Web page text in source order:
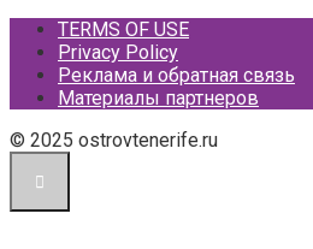
TERMS OF USE
Privacy Policy
Реклама и обратная связь
Материалы партнеров
© 2025 ostrovtenerife.ru